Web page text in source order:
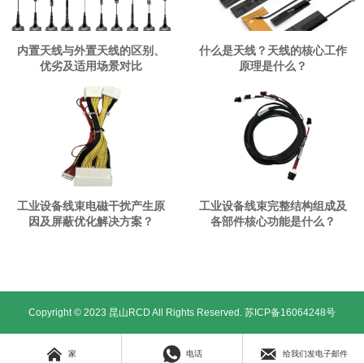
内置天线与外置天线的区别、
优劣及适用场景对比
什么是天线？天线的核心工作
原理是什么？
工业设备线束电磁干扰产生原
因及屏蔽优化解决方案？
工业设备线束完整结构组成及
各部件核心功能是什么？
Copyright © 2023 昆山RCD All Rights Reserved. 苏ICP备16064248号
 家  电话  给我们发电子邮件